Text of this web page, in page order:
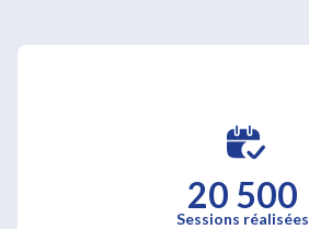
20 500
Sessions réalisées